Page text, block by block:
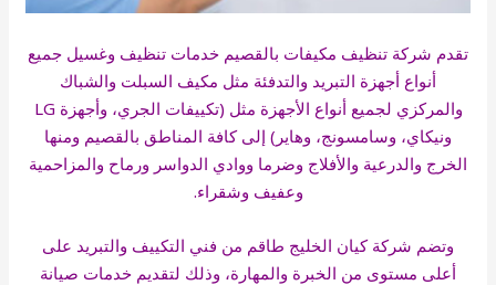
تقدم شركة تنظيف مكيفات بالقصيم خدمات تنظيف وغسيل جميع
أنواع أجهزة التبريد والتدفئة مثل مكيف السبلت والشباك
والمركزي لجميع أنواع الأجهزة مثل (تكييفات الجري، وأجهزة LG
ونيكاي، وسامسونج، وهاير) إلى كافة المناطق بالقصيم ومنها
الخرج والدرعية والأفلاج وضرما ووادي الدواسر ورماح والمزاحمية
وعفيف وشقراء.
وتضم شركة كيان الخليج طاقم من فني التكييف والتبريد على
أعلى مستوى من الخبرة والمهارة، وذلك لتقديم خدمات صيانة